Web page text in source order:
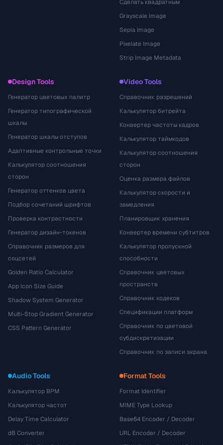
Сделать квадратным
Grayscale Image
Sepia Image
Pixelate Image
Strip Image Metadata
Design Tools
Генератор цветовых палитр
Генератор типографической
шкалы
Генератор шкалы отступов
Адаптивные контрольные точки
Калькулятор соотношения
сторон
Генератор оттенков цвета
Подбор сочетаний шрифтов
Проверка контрастности
Генератор дизайн-токенов
Справочник размеров для
соцсетей
Golden Ratio Calculator
App Icon Size Guide
Shadow System Generator
Multi-Stop Gradient Generator
CSS Pattern Generator
Video Tools
Справочник разрешений
Калькулятор битрейта
Конвертер частоты кадров
Калькулятор таймкодов
Калькулятор соотношения
сторон
Оценка размера файлов
Калькулятор скорости и
замедления
Планировщик хранения
Конвертер времени субтитров
Калькулятор пропускной
способности
Справочник цветовых
пространств
Справочник кодеков
Спецификации платформ
Справочник по цветовой
субдискретизации
Справочник по записи экрана
Audio Tools
Калькулятор BPM
Калькулятор частот
Delay Time Calculator
dB Converter
Format Tools
Format Identifier
MIME Type Lookup
Base64 Encoder / Decoder
URL Encoder / Decoder